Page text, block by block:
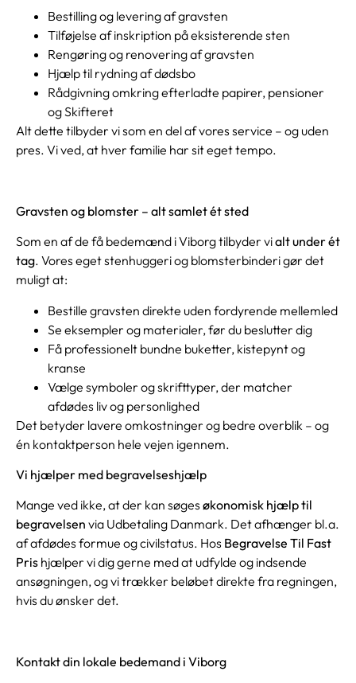
Bestilling og levering af gravsten
Tilføjelse af inskription på eksisterende sten
Rengøring og renovering af gravsten
Hjælp til rydning af dødsbo
Rådgivning omkring efterladte papirer, pensioner
og Skifteret
Alt dette tilbyder vi som en del af vores service – og uden
pres. Vi ved, at hver familie har sit eget tempo.
Gravsten og blomster – alt samlet ét sted
Som en af de få bedemænd i Viborg tilbyder vialt under ét
tag. Vores eget stenhuggeri og blomsterbinderi gør det
muligt at:
Bestille gravsten direkte uden fordyrende mellemled
Se eksempler og materialer, før du beslutter dig
Få professionelt bundne buketter, kistepynt og
kranse
Vælge symboler og skrifttyper, der matcher
afdødes liv og personlighed
Det betyder lavere omkostninger og bedre overblik – og
én kontaktperson hele vejen igennem.
Vi hjælper med begravelseshjælp
Mange ved ikke, at der kan søges økonomisk hjælp til
begravelsen via Udbetaling Danmark. Det afhænger bl.a.
af afdødes formue og civilstatus. Hos Begravelse Til Fast
Pris hjælper vi dig gerne med at udfylde og indsende
ansøgningen, og vi trækker beløbet direkte fra regningen,
hvis du ønsker det.
Kontakt din lokale bedemand i Viborg